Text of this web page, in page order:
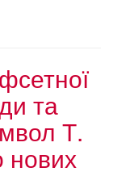
та
Т.
нових